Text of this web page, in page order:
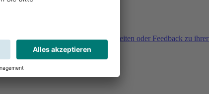
Sie haben Fragen, Unklarheiten oder Feedback zu
Buchung?